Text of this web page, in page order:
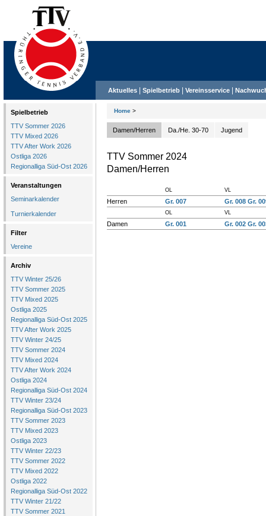
Aktuelles Spielbetrieb Vereinsservice
Damen/Herren Da./He. 30-70 Jugend
Home >
Spielbetrieb
TTV Sommer 2026
TTV Mixed 2026
TTV After Work 2026
Ostliga 2026
Regionalliga Süd-Ost 2026
Veranstaltungen
Seminarkalender
Turnierkalender
Filter
Vereine
Archiv
TTV Winter 25/26
TTV Sommer 2025
TTV Mixed 2025
Ostliga 2025
Regionalliga Süd-Ost 2025
TTV After Work 2025
TTV Winter 24/25
TTV Sommer 2024
TTV Mixed 2024
TTV After Work 2024
Ostliga 2024
Regionalliga Süd-Ost 2024
TTV Winter 23/24
Regionalliga Süd-Ost 2023
TTV Sommer 2023
TTV Mixed 2023
Ostliga 2023
TTV Winter 22/23
TTV Sommer 2022
TTV Mixed 2022
Ostliga 2022
Regionalliga Süd-Ost 2022
TTV Winter 21/22
TTV Sommer 2021
TTV Sommer 2024
Damen/Herren
OL VL
Herren Gr. 007 Gr. 008 Gr.
OL VL
Damen Gr. 001 Gr. 002 Gr.